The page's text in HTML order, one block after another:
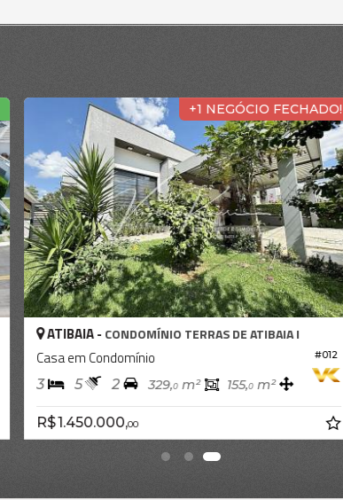
+1 NEGÓCIO FECHADO!
#012
ATIBAIA -CONDOMÍNIO TERRAS DE ATIBAIA I
Casa em Condomínio
3 5 2 329,0m² 155,0 m²
R$ 1.450.000,00